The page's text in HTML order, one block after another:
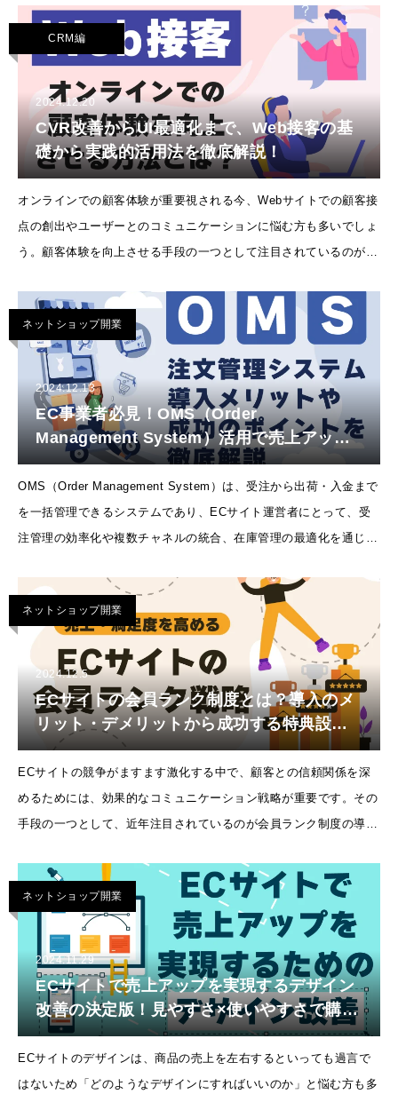
と、その対策について具体的に説
CRM編
2024.12.20
CVR改善からUI最適化まで、Web接客の基
礎から実践的活用法を徹底解説！
オンラインでの顧客体験が重要視される今、Webサイトでの顧客接
点の創出やユーザーとのコミュニケーションに悩む方も多いでしょ
う。顧客体験を向上させる手段の一つとして注目されているのが
分かりやすく解説します。
ネットショップ開業
2024.12.13
EC事業者必見！OMS（Order
Management System）活用で売上アップ
を実現する方法を解説！
OMS（Order Management System）は、受注から出荷・入金まで
を一括管理できるシステムであり、ECサイト運営者にとって、受
注管理の効率化や複数チャネルの統合、在庫管理の最適化を通じて
トが発生し
ネットショップ開業
2024.12.5
ECサイトの会員ランク制度とは？導入のメ
リット・デメリットから成功する特典設計
まで徹底解説！
ECサイトの競争がますます激化する中で、顧客との信頼関係を深
めるためには、効果的なコミュニケーション戦略が重要です。その
手段の一つとして、近年注目されているのが会員ランク制度の導入
ネットショップ開業
2024.11.29
ECサイトで売上アップを実現するデザイン
改善の決定版！見やすさ×使いやすさで購入
率を高める実践テクニックを解説！
ECサイトのデザインは、商品の売上を左右するといっても過言で
はないため「どのようなデザインにすればいいのか」と悩む方も多